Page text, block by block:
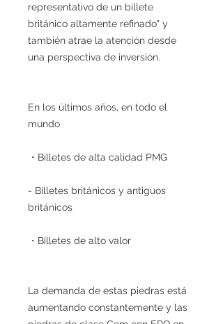
representativo de un billete
británico altamente refinado" y
también atrae la atención desde
una perspectiva de inversión.
En los últimos años, en todo el
mundo
・Billetes de alta calidad PMG
- Billetes británicos y antiguos
británicos
・Billetes de alto valor
La demanda de estas piedras está
aumentando constantemente y las